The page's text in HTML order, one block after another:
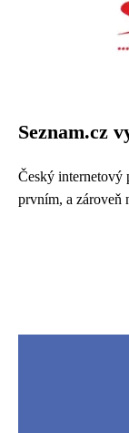
Seznam.cz
Český internetový
prvním, a zároveň